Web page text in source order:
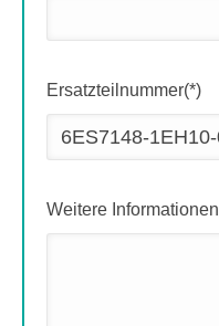
Ersatzteilnummer(*)
Weitere Informationen